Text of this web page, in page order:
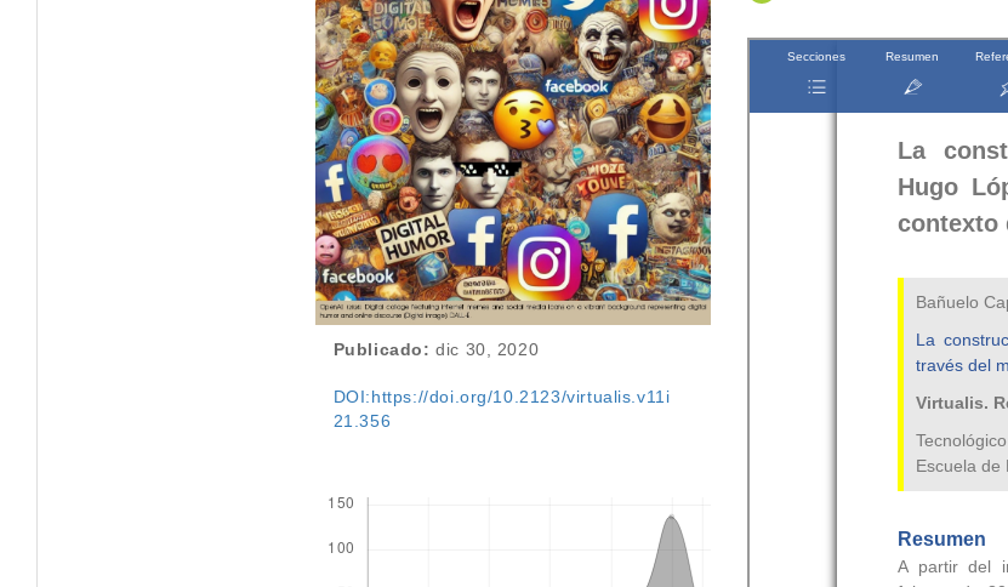
Publicado: dic 30, 2020
DOI:https://doi.org/10.2123/virtualis.v11i
21.356